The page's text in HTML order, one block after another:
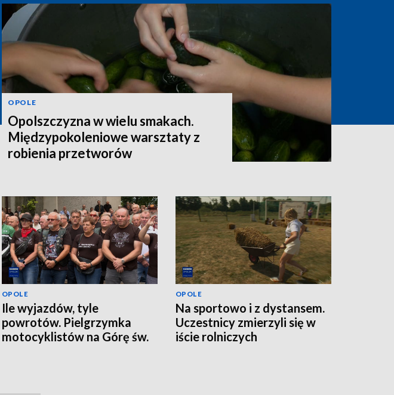
OPOLE
Opolszczyzna w wielu smakach.
Międzypokoleniowe warsztaty z
robienia przetworów
OPOLE
Ile wyjazdów, tyle
powrotów. Pielgrzymka
motocyklistów na Górę św.
OPOLE
Na sportowo i z dystansem.
Uczestnicy zmierzyli się w
iście rolniczych